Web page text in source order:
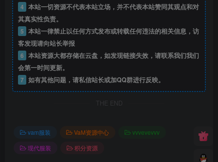
4 本站一切资源不代表本站立场，并不代表本站赞同其观点和对
其真实性负责。
5 本站一律禁止以任何方式发布或转载任何违法的相关信息，访
客发现请向站长举报
6 本站资源大都存储在云盘，如发现链接失效，请联系我们我们
会第一时间更新。
7 如有其他问题，请私信站长或加QQ群进行反映。
THE END
vam服装 VaM资源中心
vvvevevvv
现代服装
积分资源